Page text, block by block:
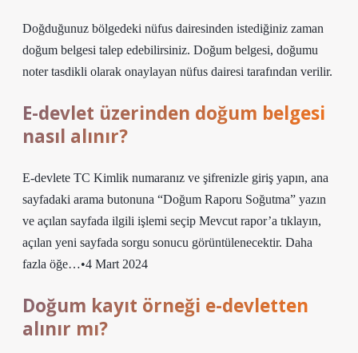
Doğduğunuz bölgedeki nüfus dairesinden istediğiniz zaman
doğum belgesi talep edebilirsiniz. Doğum belgesi, doğumu
noter tasdikli olarak onaylayan nüfus dairesi tarafından verilir.
E-devlet üzerinden doğum belgesi
nasıl alınır?
E-devlete TC Kimlik numaranız ve şifrenizle giriş yapın, ana
sayfadaki arama butonuna “Doğum Raporu Soğutma” yazın
ve açılan sayfada ilgili işlemi seçip Mevcut rapor’a tıklayın,
açılan yeni sayfada sorgu sonucu görüntülenecektir. Daha
fazla öğe…•4 Mart 2024
Doğum kayıt örneği e-devletten
alınır mı?